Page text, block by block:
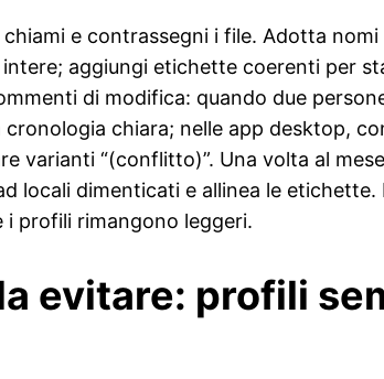
e contrassegni i file. Adotta
aggiungi etichette coerenti per
di modifica: quando due
chiara; nelle app desktop,
varianti “(conflitto)”. Una volta al
locali dimenticati e allinea le
i profili rimangono leggeri.
evitare: profili